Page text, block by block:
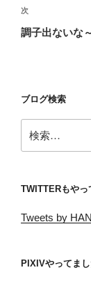
ビ
ゲ
ン
稿
次
の
次
調子出ないな
ブログ検索
索:
TWITTERもやっ
Tweets by
PIXIVやってまし